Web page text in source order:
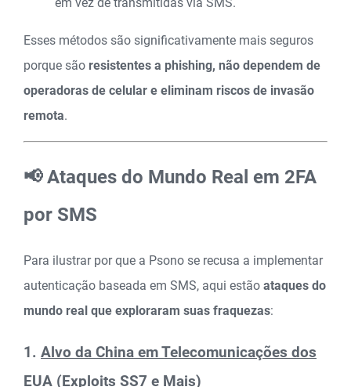
Esses métodos são significativamente mais seguros
porque são resistentes a phishing, não dependem de
operadoras de celular e eliminam riscos de invasão
remota.
📢 Ataques do Mundo Real em 2FA
por SMS
Para ilustrar por que a Psono se recusa a implementar
autenticação baseada em SMS, aqui estão ataques do
mundo real que exploraram suas fraquezas:
1. Alvo da China em Telecomunicações dos
EUA (Exploits SS7 e Mais)